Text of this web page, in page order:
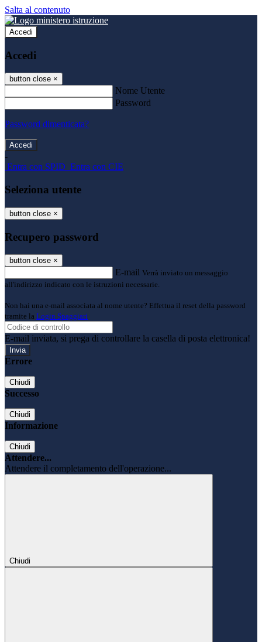
Salta al contenuto
Accedi
Accedi
button close ×
Nome Utente
Password
Password dimenticata?
-
Entra con SPID Entra con CIE
Seleziona utente
button close ×
Recupero password
button close ×
E-mail Verrà inviato un messaggio
all'indirizzo indicato con le istruzioni necessarie.
Non hai una e-mail associata al nome utente? Effettua il reset della password
tramite la Login Spaggiari
E-mail inviata, si prega di controllare la casella di posta elettronica!
Errore
Chiudi
Successo
Chiudi
Informazione
Chiudi
Attendere...
Attendere il completamento dell'operazione...
Chiudi